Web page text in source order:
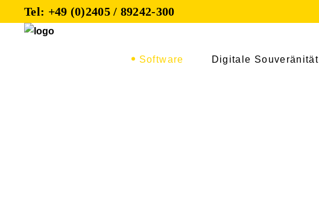
Tel: +49 (0)2405 / 89242-300
Software Digitale Souveränität